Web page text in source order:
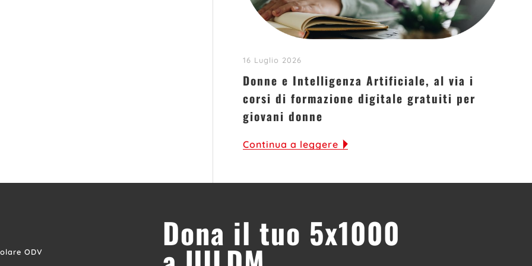
16 Luglio 2026
Donne e Intelligenza Artificiale, al via i
corsi di formazione digitale gratuiti per
giovani donne
Continua a leggere
ODV Dona il tuo 5x1000